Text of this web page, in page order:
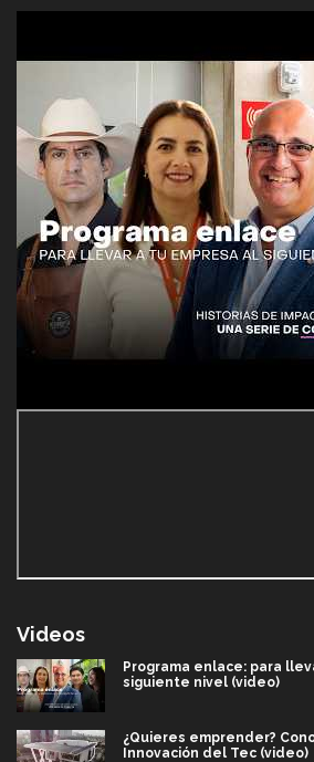
Videos
Programa enlace: para
siguiente nivel (video)
¿Quieres emprender?
Innovación del Tec (video)